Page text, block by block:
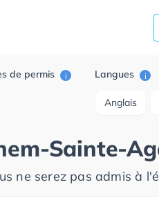
de permis i Langues i
Anglais
Sainte-
ne serez pas admis à